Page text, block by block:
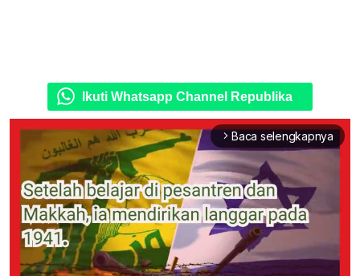
Ikuti Whatsapp Channel Republika
arrow_forward_ios Baca selengkapnya